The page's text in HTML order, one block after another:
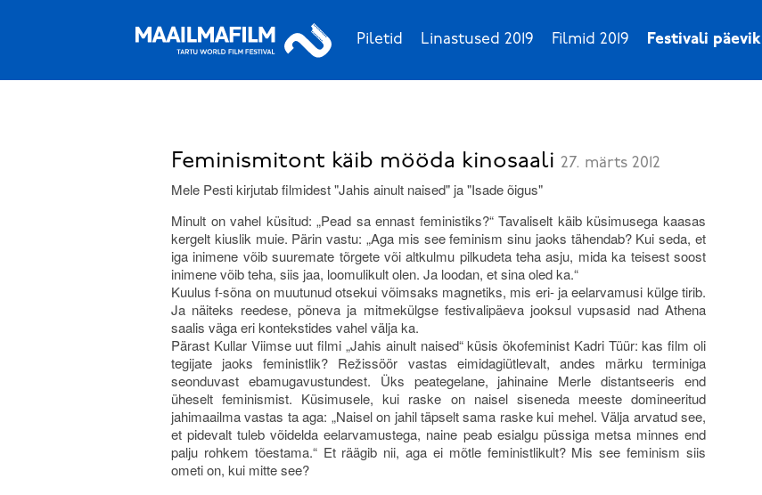
Piletid Linastused 2019 Filmid 2019 Festivali päevik
Feminismitont käib mööda kinosaali 27. märts 2012
Mele Pesti kirjutab filmidest "Jahis ainult naised" ja "Isade õigus"
Minult on vahel küsitud: „Pead sa ennast feministiks?“ Tavaliselt käib küsimusega kaasas
kergelt kiuslik muie. Pärin vastu: „Aga mis see feminism sinu jaoks tähendab? Kui seda, et
iga inimene võib suuremate tõrgete või altkulmu pilkudeta teha asju, mida ka teisest soost
inimene võib teha, siis jaa, loomulikult olen. Ja loodan, et sina oled ka.“
Kuulus f-sõna on muutunud otsekui võimsaks magnetiks, mis eri- ja eelarvamusi külge tirib.
Ja näiteks reedese, põneva ja mitmekülgse festivalipäeva jooksul vupsasid nad Athena
saalis väga eri kontekstides vahel välja ka.
Pärast Kullar Viimse uut filmi „Jahis ainult naised“ küsis ökofeminist Kadri Tüür: kas film oli
tegijate jaoks feministlik? Režissöör vastas eimidagiütlevalt, andes märku terminiga
seonduvast ebamugavustundest. Üks peategelane, jahinaine Merle distantseeris end
üheselt feminismist. Küsimusele, kui raske on naisel siseneda meeste domineeritud
jahimaailma vastas ta aga: „Naisel on jahil täpselt sama raske kui mehel. Välja arvatud see,
et pidevalt tuleb võidelda eelarvamustega, naine peab esialgu püssiga metsa minnes end
palju rohkem tõestama.“ Et räägib nii, aga ei mõtle feministlikult? Mis see feminism siis
ometi on, kui mitte see?